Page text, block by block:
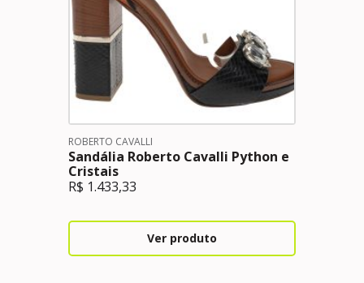
ROBERTO CAVALLI
Sandália Roberto Cavalli Python e
Cristais
R$ 1.433,33
Ver produto